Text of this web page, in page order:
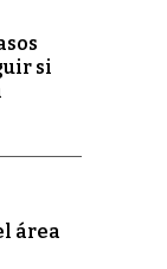
si
área